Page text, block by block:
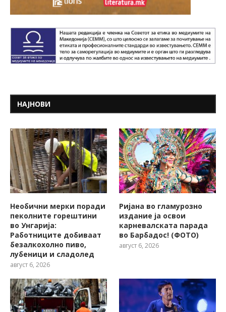
НАЈНОВИ
Необични мерки поради
пеколните горештини
во Унгарија:
Работниците добиваат
безалкохолно пиво,
лубеници и сладолед
август 6, 2026
Ријана во гламурозно
издание ја освои
карневалската парада
во Барбадос! (ФОТО)
август 6, 2026